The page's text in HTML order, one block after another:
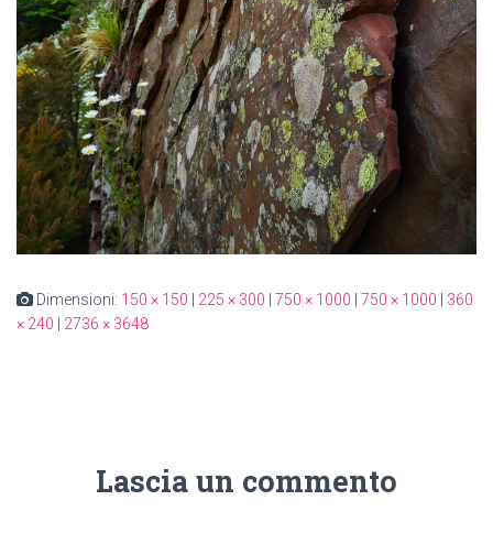
Dimensioni: 150 × 150 225 × 300 750 × 1000 750 × 1000
360
× 240
2736 × 3648
Lascia un commento